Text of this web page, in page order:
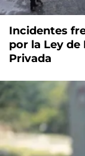
Incidentes
por la Ley
Privada